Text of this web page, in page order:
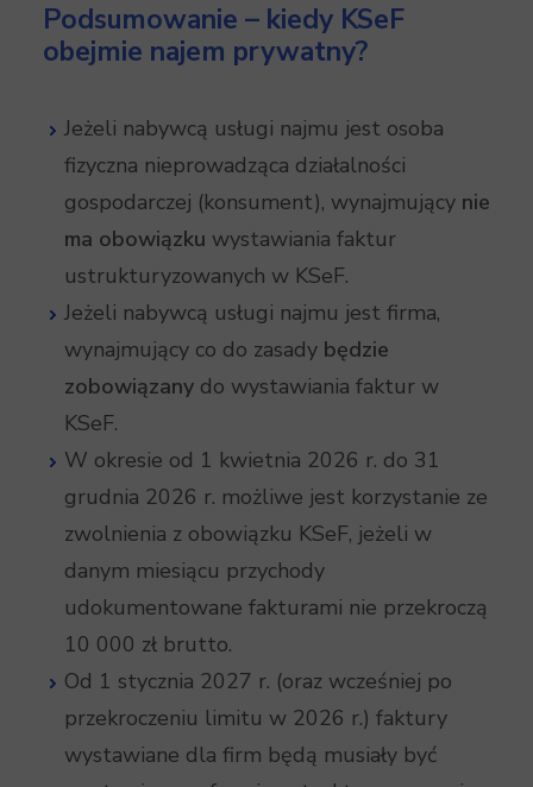
Podsumowanie – kiedy KSeF
obejmie najem prywatny?
Jeżeli nabywcą usługi najmu jest osoba
fizyczna nieprowadząca działalności
gospodarczej (konsument), wynajmujący nie
ma obowiązku wystawiania faktur
ustrukturyzowanych w KSeF.
Jeżeli nabywcą usługi najmu jest firma,
wynajmujący co do zasady będzie
zobowiązany do wystawiania faktur w
KSeF.
W okresie od 1 kwietnia 2026 r. do 31
grudnia 2026 r. możliwe jest korzystanie ze
zwolnienia z obowiązku KSeF, jeżeli w
danym miesiącu przychody
udokumentowane fakturami nie przekroczą
10 000 zł brutto.
Od 1 stycznia 2027 r. (oraz wcześniej po
przekroczeniu limitu w 2026 r.) faktury
wystawiane dla firm będą musiały być